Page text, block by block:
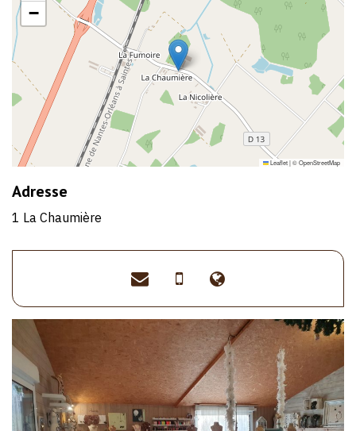
−
Leaflet|©OpenStreetMap
Adresse
1 La Chaumière
crealise@orange.fr
>06
72
54
07
97
>https://
lise.com/